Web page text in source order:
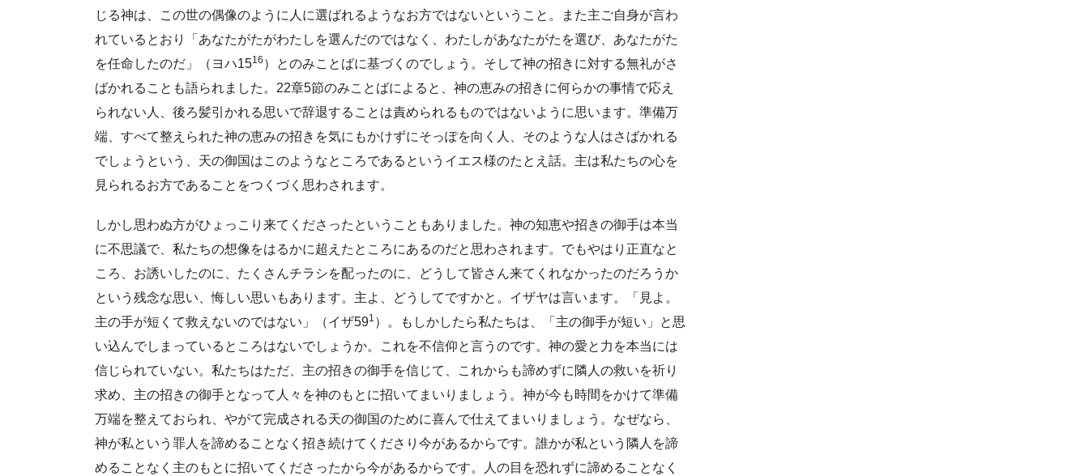
じる神は、この世の偶像のように人に選ばれるようなお方ではないということ。また主ご自身が言わ
れているとおり「あなたがたがわたしを選んだのではなく、わたしがあなたがたを選び、あなたがた
を任命したのだ」（ヨハ1516 ）とのみことばに基づくのでしょう。そして神の招きに対する無礼がさ
ばかれることも語られました。22章5節のみことばによると、神の恵みの招きに何らかの事情で応え
られない人、後ろ髪引かれる思いで辞退することは責められるものではないように思います。準備万
端、すべて整えられた神の恵みの招きを気にもかけずにそっぽを向く人、そのような人はさばかれる
でしょうという、天の御国はこのようなところであるというイエス様のたとえ話。主は私たちの心を
見られるお方であることをつくづく思わされます。
しかし思わぬ方がひょっこり来てくださったということもありました。神の知恵や招きの御手は本当
に不思議で、私たちの想像をはるかに超えたところにあるのだと思わされます。でもやはり正直なと
ころ、お誘いしたのに、たくさんチラシを配ったのに、どうして皆さん来てくれなかったのだろうか
という残念な思い、悔しい思いもあります。主よ、どうしてですかと。イザヤは言います。「見よ。
主の手が短くて救えないのではない」（イザ591 ）。もしかしたら私たちは、「主の御手が短い」と思
い込んでしまっているところはないでしょうか。これを不信仰と言うのです。神の愛と力を本当には
信じられていない。私たちはただ、主の招きの御手を信じて、これからも諦めずに隣人の救いを祈り
求め、主の招きの御手となって人々を神のもとに招いてまいりましょう。神が今も時間をかけて準備
万端を整えておられ、やがて完成される天の御国のために喜んで仕えてまいりましょう。なぜなら、
神が私という罪人を諦めることなく招き続けてくださり今があるからです。誰かが私という隣人を諦
めることなく主のもとに招いてくださったから今があるからです。人の目を恐れずに諦めることなく